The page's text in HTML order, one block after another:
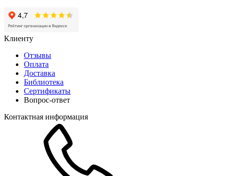
Клиенту
Отзывы
Оплата
Доставка
Библиотека
Сертификаты
Вопрос-ответ
Контактная информация